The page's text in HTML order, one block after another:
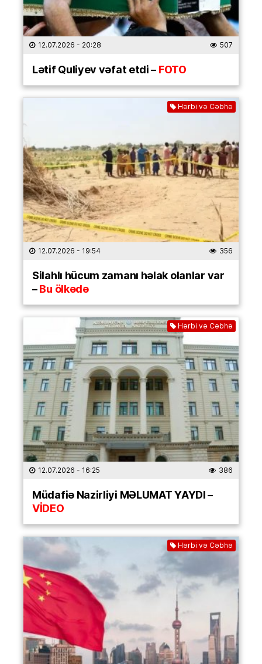
12.07.2026 - 20:28 507
Lətif Quliyev vəfat etdi –FOTO
Hərbi və Cəbhə
12.07.2026 - 19:54 356
Silahlı hücum zamanı həlak olanlar var
–Bu ölkədə
Hərbi və Cəbhə
12.07.2026 - 16:25 386
Müdafiə Nazirliyi MƏLUMAT YAYDI –
VİDEO
Hərbi və Cəbhə